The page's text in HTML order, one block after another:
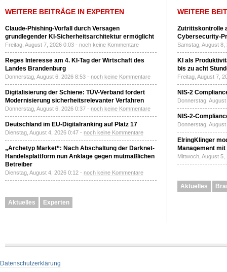
WEITERE BEITRÄGE IN EXPERTEN
Claude-Phishing-Vorfall durch Versagen
grundlegender KI-Sicherheitsarchitektur ermöglicht
Freitag, August 7, 2026 0:03 - noch keine Kommentare
Reges Interesse am 4. KI-Tag der Wirtschaft des
Landes Brandenburg
Donnerstag, August 6, 2026 8:53 - noch keine Kommentare
Digitalisierung der Schiene: TÜV-Verband fordert
Modernisierung sicherheitsrelevanter Verfahren
Donnerstag, August 6, 2026 0:37 - noch keine Kommentare
Deutschland im EU-Digitalranking auf Platz 17
Dienstag, August 4, 2026 0:47 - noch keine Kommentare
„Archetyp Market“: Nach Abschaltung der Darknet-
Handelsplattform nun Anklage gegen mutmaßlichen
Betreiber
Dienstag, August 4, 2026 0:12 - noch keine Kommentare
Aktuelles Experten
WEITERE
Zutrittskontrolle
Cybersecurity-
Samstag, August
KI als
bis zu acht
Freitag, August 7,
NIS-2
Donnerstag,
NIS-2-
Donnerstag,
ElringKlinger
Management
Mittwoch, August
Aktuelles
Datenschutzerklärung